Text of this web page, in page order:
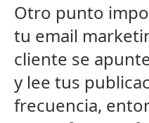
Otro punto
tu email
cliente se
y lee tus
frecuencia,